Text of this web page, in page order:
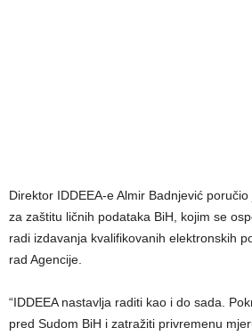
Direktor IDDEEA-e Almir Badnjević
za zaštitu ličnih podataka BiH, kojim se
radi izdavanja kvalifikovanih elektronskih
rad Agencije.
“IDDEEA nastavlja raditi kao i do sada.
pred Sudom BiH i zatražiti privremenu